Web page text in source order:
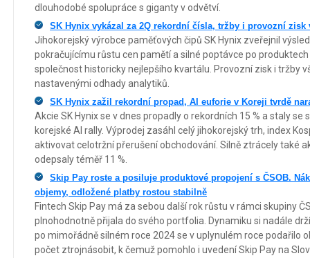
dlouhodobé spolupráce s giganty v odvětví.
SK Hynix vykázal za 2Q rekordní čísla, tržby i provozní zisk
Jihokorejský výrobce paměťových čipů SK Hynix zveřejnil
pokračujícímu růstu cen pamětí a silné poptávce po
společnost historicky nejlepšího kvartálu. Provozní zisk i tržby
nastavenými odhady analytiků.
SK Hynix zažil rekordní propad, AI euforie v Koreji tvrdě
Akcie SK Hynix se v dnes propadly o rekordních 15 % a staly
korejské AI rally. Výprodej zasáhl celý jihokorejský trh, index
aktivovat celotržní přerušení obchodování. Silně ztrácely také
odepsaly téměř 11 %.
Skip Pay roste a posiluje produktové propojení s ČSOB.
objemy, odložené platby rostou stabilně
Fintech Skip Pay má za sebou další rok růstu v rámci skupiny
plnohodnotně přijala do svého portfolia. Dynamiku si nadále
po mimořádně silném roce 2024 se v uplynulém roce podařilo
počet ztrojnásobit, k čemuž pomohlo i uvedení Skip Pay na